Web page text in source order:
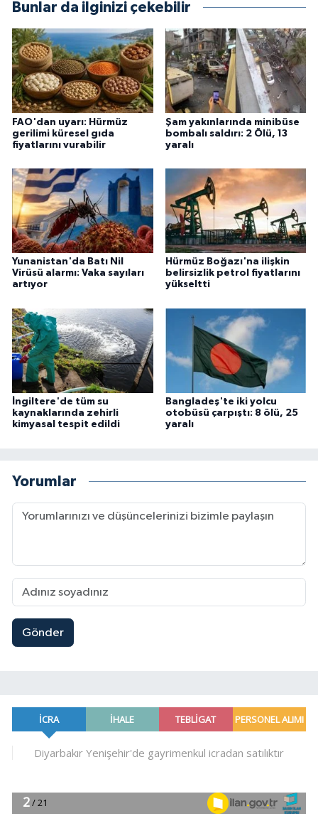
Bunlar da ilginizi çekebilir
FAO'dan uyarı: Hürmüz
gerilimi küresel gıda
fiyatlarını vurabilir
Şam yakınlarında minibüse
bombalı saldırı: 2 Ölü, 13
yaralı
Yunanistan'da Batı Nil
Virüsü alarmı: Vaka sayıları
artıyor
Hürmüz Boğazı'na ilişkin
belirsizlik petrol fiyatlarını
yükseltti
İngiltere'de tüm su
kaynaklarında zehirli
kimyasal tespit edildi
Bangladeş'te iki yolcu
otobüsü çarpıştı: 8 ölü, 25
yaralı
Yorumlar
Gönder